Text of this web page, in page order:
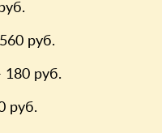
560руб.
180руб.
руб.